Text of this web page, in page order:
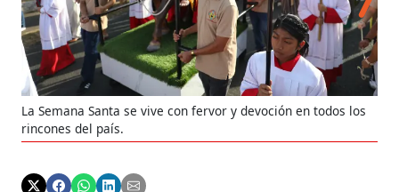
La Semana Santa se vive con fervor y devoción en todos los
rincones del país.